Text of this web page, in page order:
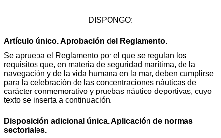
DISPONGO:
Artículo único. Aprobación del Reglamento.
Se aprueba el Reglamento por el que se regulan los
requisitos que, en materia de seguridad marítima, de la
navegación y de la vida humana en la mar, deben cumplirse
para la celebración de las concentraciones náuticas de
carácter conmemorativo y pruebas náutico-deportivas, cuyo
texto se inserta a continuación.
Disposición adicional única. Aplicación de normas
sectoriales.